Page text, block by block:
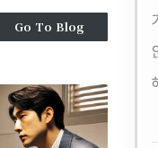
Go To Blog